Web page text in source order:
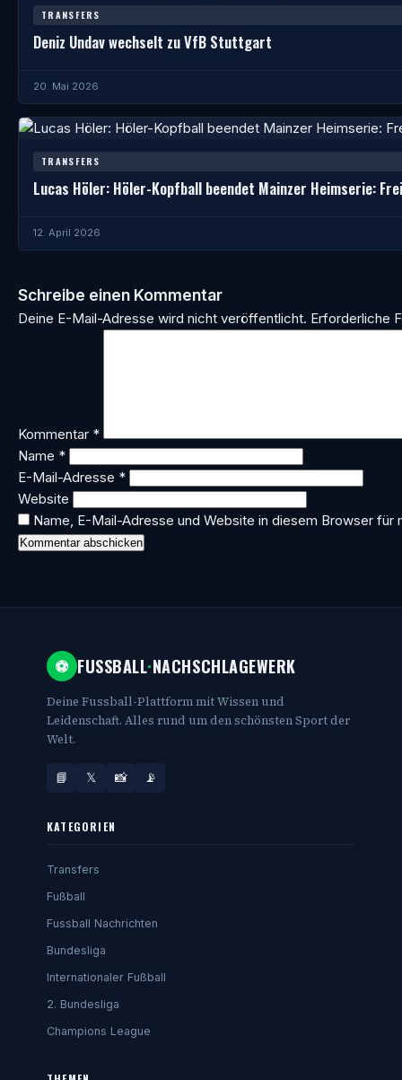
TRANSFERS
Deniz Undav wechselt zu VfB Stuttgart
20. Mai 2026
TRANSFERS
Lucas Höler: Höler-Kopfball beendet Mainzer Heimserie:
12. April 2026
Schreibe einen Kommentar
Deine E-Mail-Adresse wird nicht veröffentlicht. Erforderliche
Kommentar *
Name *
E-Mail-Adresse *
Website
Name, E-Mail-Adresse und Website in diesem Browser für
⚽ FUSSBALL·NACHSCHLAGEWERK
Deine Fussball-Plattform mit Wissen und
Leidenschaft. Alles rund um den schönsten Sport der
Welt.
📘 𝕏 📸 📡
KATEGORIEN
Transfers
Fußball
Fussball Nachrichten
Bundesliga
Internationaler Fußball
2. Bundesliga
Champions League